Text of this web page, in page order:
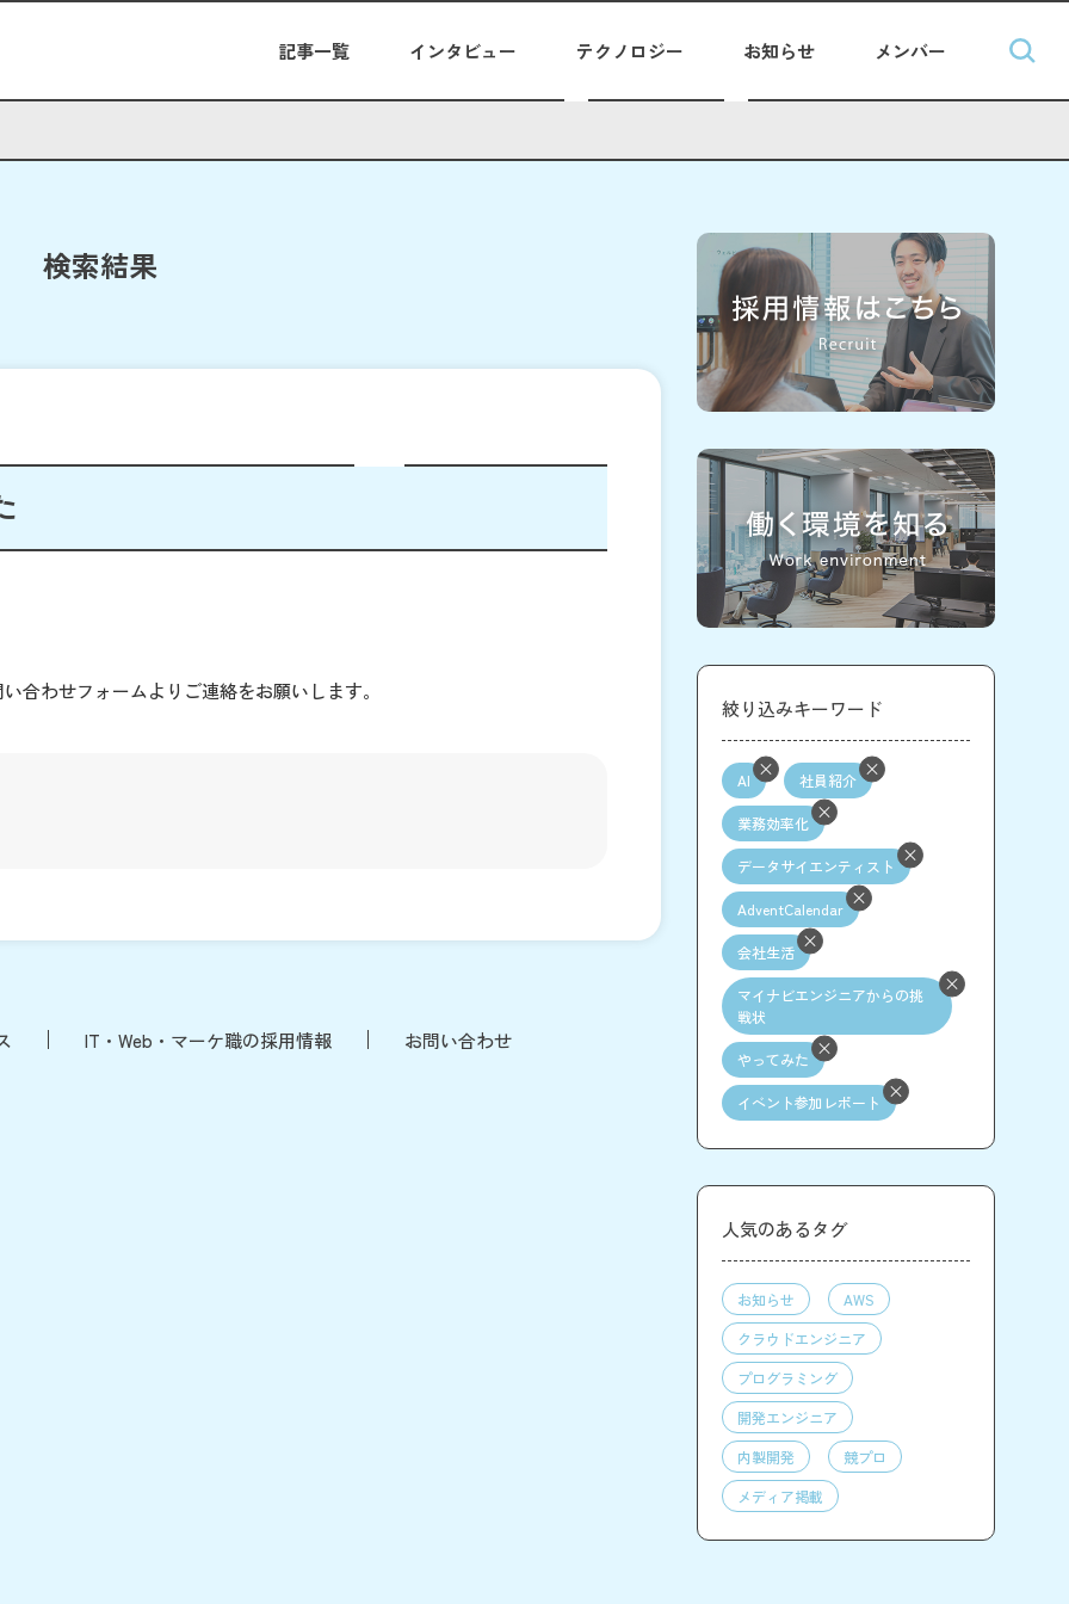
記事一覧 インタビュー テクノロジー お知らせ メンバー
検索結果
合わせフォームよりご連絡をお願いします。
IT・Web・マーケ職の採用情報 お問い合わせ
絞り込みキーワード
AI 社員紹介
業務効率化
データサイエンティスト
AdventCalendar
会社生活
マイナビエンジニアからの挑
戦状
やってみた
イベント参加レポート
人気のあるタグ
お知らせ
AWS
クラウドエンジニア
プログラミング
開発エンジニア
内製開発
競プロ
メディア掲載